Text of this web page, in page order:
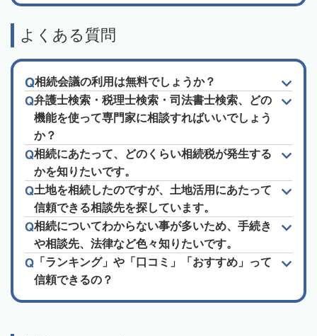
よくある質問
相続会議の利用は無料でしょうか？
弁護士検索・税理士検索・司法書士検索、どの
機能を使って専門家に相談すればいいでしょう
か？
相続にあたって、どのくらい相続税が発生する
かを知りたいです。
土地を相続したのですが、土地活用にあたって
信頼できる相談先を探しています。
相続についてわからない事が多いため、手続き
や相談先、法律など色々知りたいです。
「ランキング」や「口コミ」「おすすめ」って
信頼できるの？